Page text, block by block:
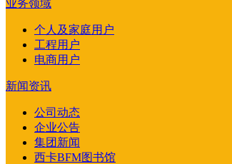
业务领域
个人及家庭用户
工程用户
电商用户
新闻资讯
公司动态
企业公告
集团新闻
西卡BFM图书馆